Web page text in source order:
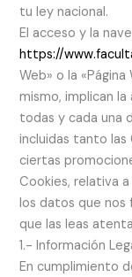
tu ley nacional.
El acceso y la
https://
Web» o la
mismo, implican
todas y cada una
incluidas tanto las
ciertas
Cookies, relativa
los datos que nos
que las leas
1.- Información
En cumplimiento